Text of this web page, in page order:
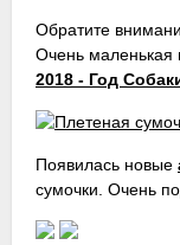
Обратите
Очень маленькая
2018 - Год
Появилась новые
сумочки. Очень